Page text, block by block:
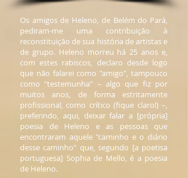
Os amigos de Heleno, de Belém do Pará,
pediram-me uma contribuição à
reconstituição de sua história de artistas e
de grupo. Heleno morreu há 25 anos e,
com estes rabiscos, declaro desde logo
que não falarei como "amigo", tampouco
como "testemunha" – algo que fiz por
muitos anos, de forma estritamente
profissional, como crítico (fique claro!) –,
preferindo, aqui, deixar falar a [própria]
poesia de Heleno e as pessoas que
encontraram aquele "caminho e o diário
desse caminho" que, segundo [a poetisa
portuguesa] Sophia de Mello, é a poesia
de Heleno.